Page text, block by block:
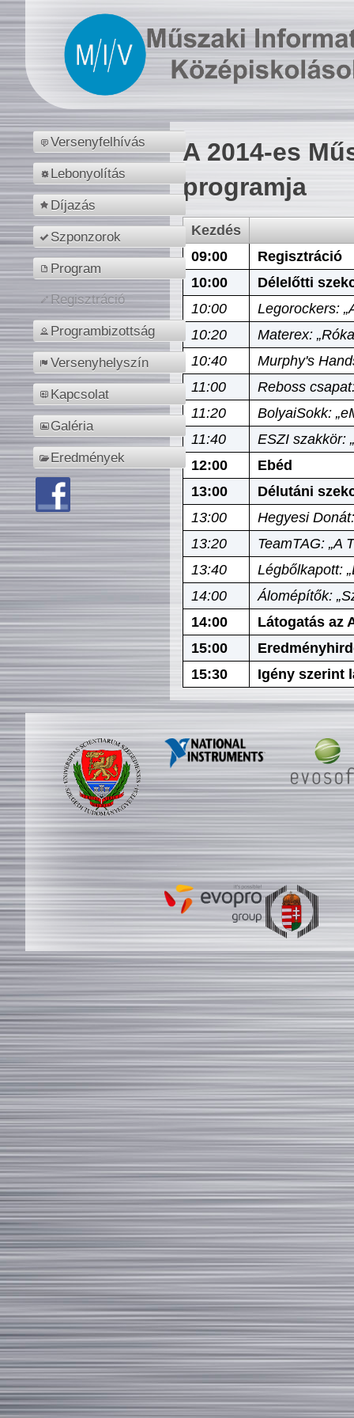
Versenyfelhívás
Lebonyolítás
Díjazás
Szponzorok
Program
Regisztráció
Programbizottság
Versenyhelyszín
Kapcsolat
Galéria
Eredmények
A 2014-es
programja
Kezdés
09:00
Regisztráció
10:00
Délelőtti
10:00
Legorockers:
10:20
Materex:
10:40
Murphy's
11:00
Reboss
11:20
BolyaiSokk:
11:40
ESZI szakkör:
12:00
Ebéd
13:00
Délutáni
13:00
Hegyesi
13:20
TeamTAG: „A
13:40
Légbőlkapott:
14:00
Álomépítők:
14:00
Látogatás az
15:00
15:30
Igény szerint